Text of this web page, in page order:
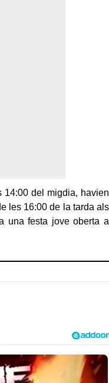
14:00 del migdia, havien
les 16:00 de la tarda als
una festa jove oberta a